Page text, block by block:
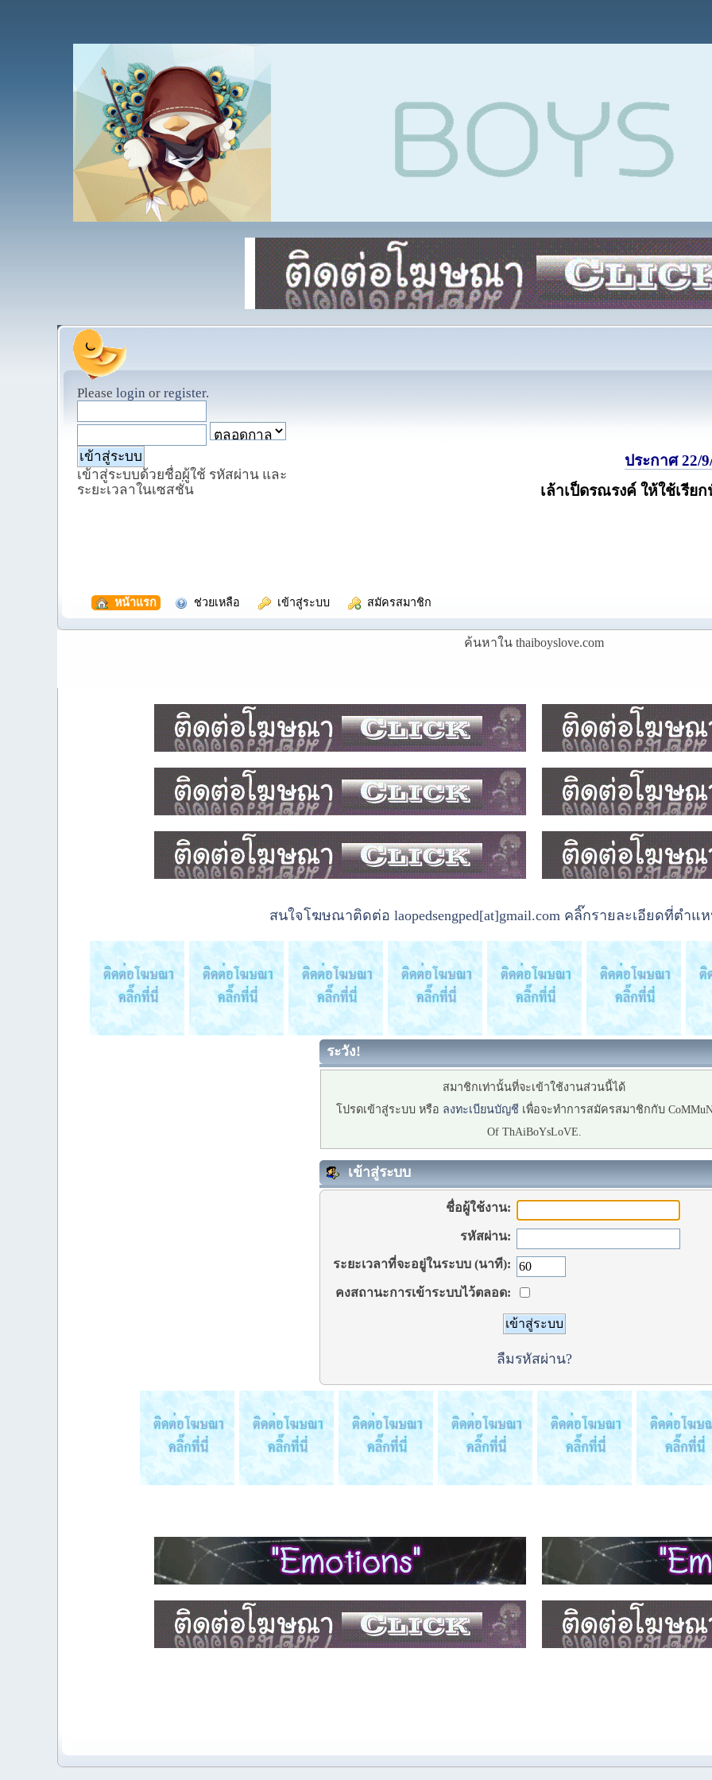
Please login or register.
เข้าสู่ระบบด้วยชื่อผู้ใช้ รหัสผ่าน และ
ระยะเวลาในเซสชั่น
ประกาศ 22/
เล้าเป็ดรณรงค์ ให้ใช้เรีย
หน้าแรก ช่วยเหลือ เข้าสู่ระบบ สมัครสมาชิก
ค้นหาใน thaiboyslove.com
สนใจโฆษณาติดต่อ laopedsengped[at]gmail.com คลิ๊กรายละเอียดที่ตำแ
ระวัง!
สมาชิกเท่านั้นที่จะเข้าใช้งานส่วนนี้ได้
โปรดเข้าสู่ระบบ หรือ ลงทะเบียนบัญชี เพื่อจะทำการสมัครสมาชิกกับ
Of ThAiBoYsLoVE.
เข้าสู่ระบบ
ชื่อผู้ใช้งาน:
รหัสผ่าน:
ระยะเวลาที่จะอยู่ในระบบ (นาที):
คงสถานะการเข้าระบบไว้ตลอด:
ลืมรหัสผ่าน?